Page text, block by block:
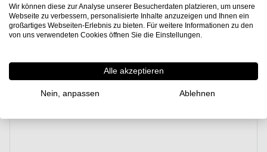
Wir können diese zur Analyse unserer Besucherdaten platzieren, um unsere
Webseite zu verbessern, personalisierte Inhalte anzuzeigen und Ihnen ein
großartiges Webseiten-Erlebnis zu bieten. Für weitere Informationen zu den
von uns verwendeten Cookies öffnen Sie die Einstellungen.
Alle akzeptieren
Nein, anpassen Ablehnen